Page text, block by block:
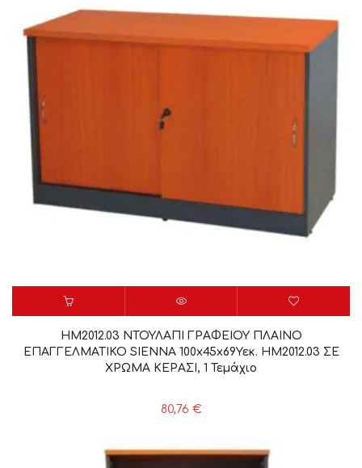
HM2012.03 ΝΤΟΥΛΑΠΙ ΓΡΑΦΕΙΟΥ ΠΛΑΙΝΟ
ΕΠΑΓΓΕΛΜΑΤΙΚΟ SIENNA 100x45x69Υεκ. HM2012.03 ΣΕ
ΧΡΩΜΑ ΚΕΡΑΣΙ, 1 Τεμάχιο
80,76 €